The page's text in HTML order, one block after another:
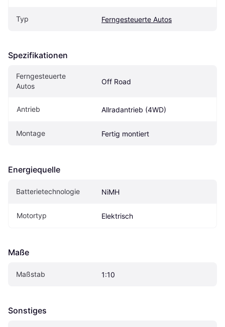
Typ Ferngesteuerte Autos
Spezifikationen
Ferngesteuerte
Autos
Off Road
Antrieb Allradantrieb (4WD)
Montage Fertig montiert
Energiequelle
Batterietechnologie NiMH
Motortyp Elektrisch
Maße
Maßstab 1:10
Sonstiges